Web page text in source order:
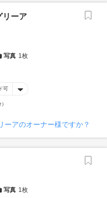
リーア
写真 1枚
可
ーアのオーナー様ですか？
写真 1枚